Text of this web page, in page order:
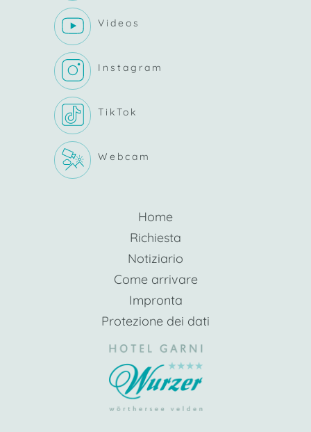
Videos
Instagram
TikTok
Webcam
Home
Richiesta
Notiziario
Come arrivare
Impronta
Protezione dei dati